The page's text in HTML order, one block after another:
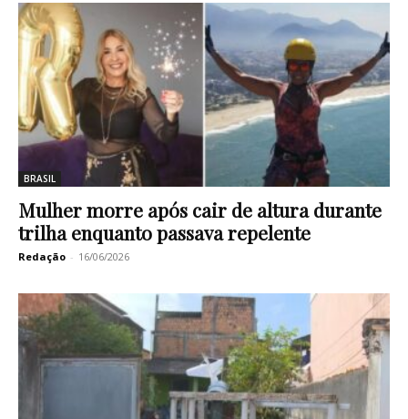
BRASIL
Mulher morre após cair de altura durante
trilha enquanto passava repelente
Redação - 16/06/2026